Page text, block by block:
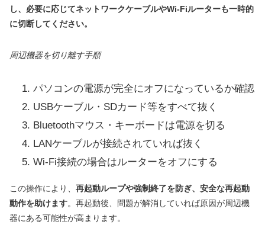
し、必要に応じてネットワークケーブルやWi-Fiルーターも一時的
に切断してください。
周辺機器を切り離す手順
パソコンの電源が完全にオフになっているか確認
USBケーブル・SDカード等をすべて抜く
Bluetoothマウス・キーボードは電源を切る
LANケーブルが接続されていれば抜く
Wi-Fi接続の場合はルーターをオフにする
この操作により、 再起動ループや強制終了を防ぎ、安全な再起動
動作を助けます。再起動後、問題が解消していれば原因が周辺機
器にある可能性が高まります。